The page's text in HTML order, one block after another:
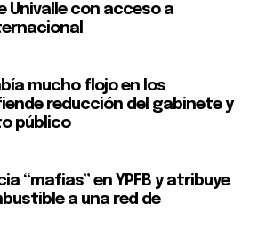
Univalle con acceso a
mucho flojo en los
reducción del gabinete y
público
“mafias” en YPFB y atribuye
a una red de